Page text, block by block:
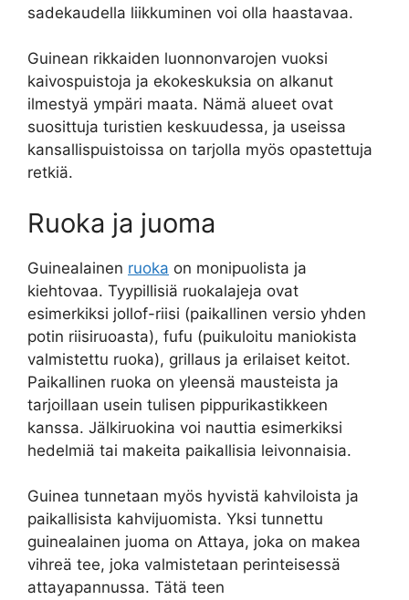
sadekaudella liikkuminen voi olla haastavaa.
Guinean rikkaiden luonnonvarojen vuoksi
kaivospuistoja ja ekokeskuksia on alkanut
ilmestyä ympäri maata. Nämä alueet ovat
suosittuja turistien keskuudessa, ja useissa
kansallispuistoissa on tarjolla myös opastettuja
retkiä.
Ruoka ja juoma
Guinealainen ruoka on monipuolista ja
kiehtovaa. Tyypillisiä ruokalajeja ovat
esimerkiksi jollof-riisi (paikallinen versio yhden
potin riisiruoasta), fufu (puikuloitu maniokista
valmistettu ruoka), grillaus ja erilaiset keitot.
Paikallinen ruoka on yleensä mausteista ja
tarjoillaan usein tulisen pippurikastikkeen
kanssa. Jälkiruokina voi nauttia esimerkiksi
hedelmiä tai makeita paikallisia leivonnaisia.
Guinea tunnetaan myös hyvistä kahviloista ja
paikallisista kahvijuomista. Yksi tunnettu
guinealainen juoma on Attaya, joka on makea
vihreä tee, joka valmistetaan perinteisessä
attayapannussa. Tätä teen